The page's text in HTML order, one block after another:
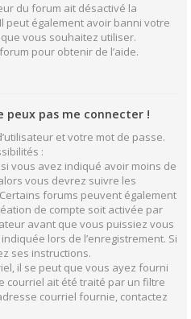
du forum ait désactivé la
peut également avoir banni votre
vous souhaitez utiliser.
pour obtenir de l’aide.
peux pas me connecter !
et votre mot de passe.
:
vous avez indiqué avoir moins de
vous devrez suivre les
forums peuvent également
de compte soit activée par
avant que vous puissiez vous
lors de l’enregistrement. Si
ses instructions.
il se peut que vous ayez fourni
courriel ait été traité par un filtre
courriel fournie, contactez